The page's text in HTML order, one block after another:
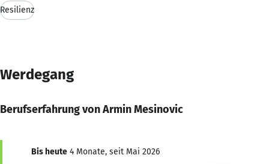
Resilienz
Werdegang
Berufserfahrung von Armin Mesinovic
Bis heute 4 Monate, seit Mai 2026